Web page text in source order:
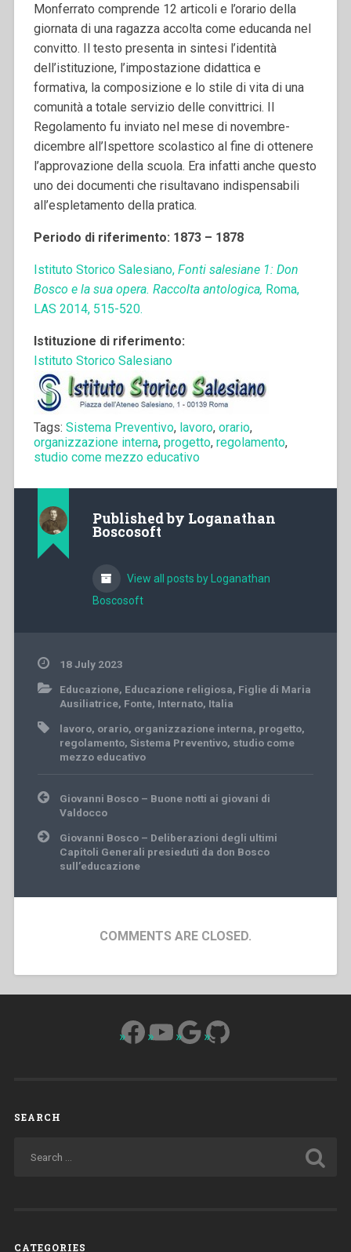
Monferrato comprende 12 articoli e l’orario della
giornata di una ragazza accolta come educanda nel
convitto. Il testo presenta in sintesi l’identità
dell’istituzione, l’impostazione didattica e
formativa, la composizione e lo stile di vita di una
comunità a totale servizio delle convittrici. Il
Regolamento fu inviato nel mese di novembre-
dicembre all’Ispettore scolastico al fine di ottenere
l’approvazione della scuola. Era infatti anche questo
uno dei documenti che risultavano indispensabili
all’espletamento della pratica.
Periodo di riferimento: 1873 – 1878
Istituto Storico Salesiano,Fonti salesiane 1: Don
Bosco e la sua opera. Raccolta antologica, Roma,
LAS 2014, 515-520.
Istituzione di riferimento:
Istituto Storico Salesiano
Tags: Sistema Preventivo, lavoro, orario,
organizzazione interna, progetto, regolamento,
studio come mezzo educativo
Published by Loganathan
Boscosoft
View all posts by Loganathan
Boscosoft
18 July 2023
Educazione, Educazione religiosa, Figlie di Maria
Ausiliatrice, Fonte, Internato, Italia
lavoro, orario, organizzazione interna, progetto,
regolamento, Sistema Preventivo, studio come
mezzo educativo
Post
navigation
Giovanni Bosco – Buone notti ai giovani di
Valdocco
Giovanni Bosco – Deliberazioni degli ultimi
Capitoli Generali presieduti da don Bosco
sull’educazione
COMMENTS ARE CLOSED.
Facebook
YouTube
Google
GitHub
SEARCH
CATEGORIES